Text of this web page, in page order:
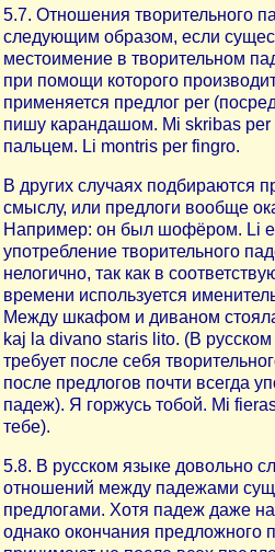
5.7. Отношения творительного
следующим образом, если
местоимение в творительном
при помощи которого
применяется предлог per
пишу карандашом. Mi skribas per
пальцем. Li montris per fingro.
В других случаях подбираются
смыслу, или предлоги вообще
Например: он был шофёром. Li
употребление творительного
нелогично, так как в
времени используется
Между шкафом и диваном
kaj la divano staris lito. (В
требует после себя
после предлогов почти всегда
падеж). Я горжусь тобой. Mi
тебе).
5.8. В русском языке довольно
отношений между падежами
предлогами. Хотя падеж даже
однако окончания предложного